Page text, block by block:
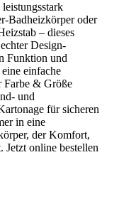
Badheizkörper oder
– dieses
Design-
Funktion und
einfache
Farbe & Größe
und
für sicheren
in eine
der Komfort,
online bestellen